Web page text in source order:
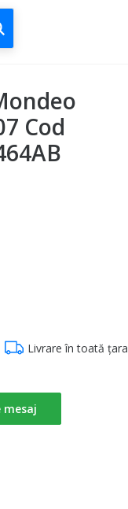
CAUTĂ
Cod
Livrare în toată țara